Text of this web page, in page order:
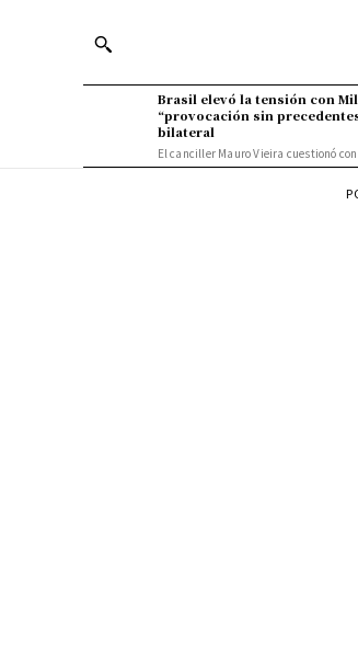
Brasil elevó la tensión con
“provocación sin
bilateral
El canciller Mauro Vieira cuestionó